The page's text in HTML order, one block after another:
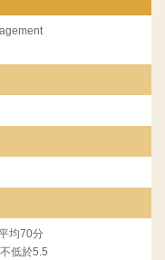
均70分
低於5.5